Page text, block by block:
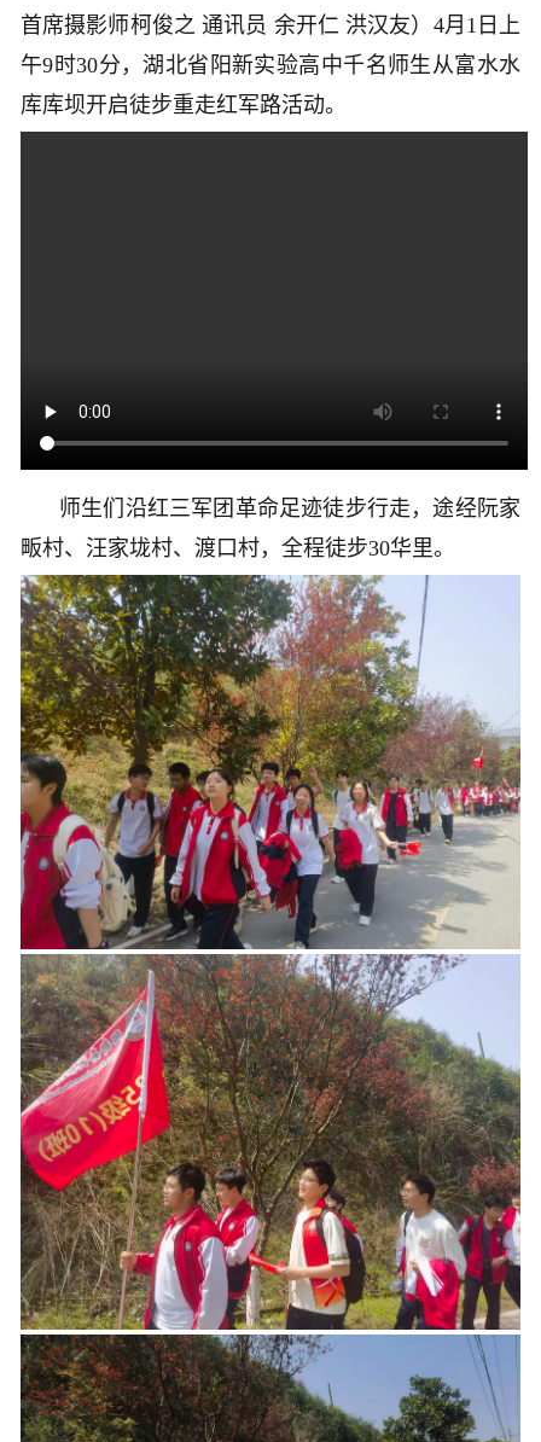
首席摄影师柯俊之 通讯员 余开仁 洪汉友）4月1日上
午9时30分，湖北省阳新实验高中千名师生从富水水
库库坝开启徒步重走红军路活动。
师生们沿红三军团革命足迹徒步行走，途经阮家
畈村、汪家垅村、渡口村，全程徒步30华里。